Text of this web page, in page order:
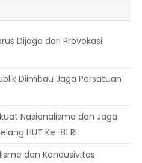
Dijaga dari Provokasi
Diimbau Jaga Persatuan
Nasionalisme dan Jaga
HUT Ke-81 RI
dan Kondusivitas